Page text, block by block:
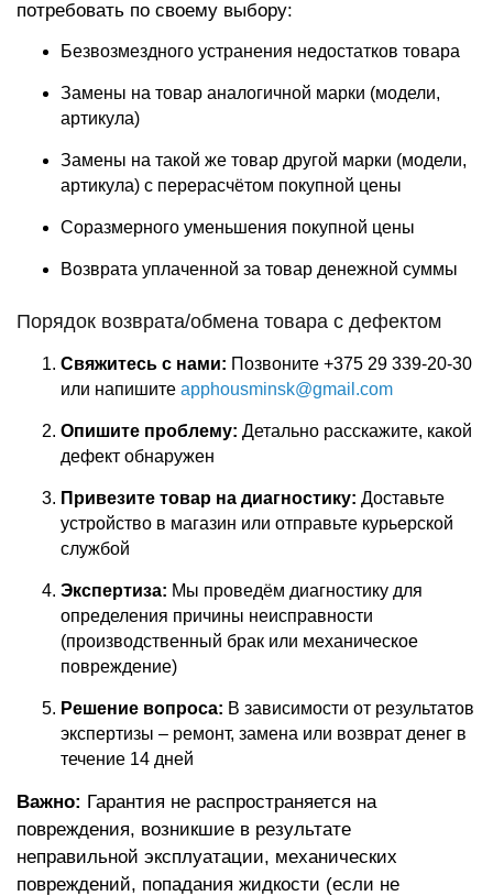
потребовать по своему выбору:
Безвозмездного устранения недостатков товара
Замены на товар аналогичной марки (модели,
артикула)
Замены на такой же товар другой марки (модели,
артикула) с перерасчётом покупной цены
Соразмерного уменьшения покупной цены
Возврата уплаченной за товар денежной суммы
Порядок возврата/обмена товара с дефектом
Свяжитесь с нами: Позвоните +375 29 339-20-30
или напишите apphousminsk@gmail.com
Опишите проблему: Детально расскажите, какой
дефект обнаружен
Привезите товар на диагностику: Доставьте
устройство в магазин или отправьте курьерской
службой
Экспертиза: Мы проведём диагностику для
определения причины неисправности
(производственный брак или механическое
повреждение)
Решение вопроса: В зависимости от результатов
экспертизы – ремонт, замена или возврат денег в
течение 14 дней
Важно: Гарантия не распространяется на
повреждения, возникшие в результате
неправильной эксплуатации, механических
повреждений, попадания жидкости (если не